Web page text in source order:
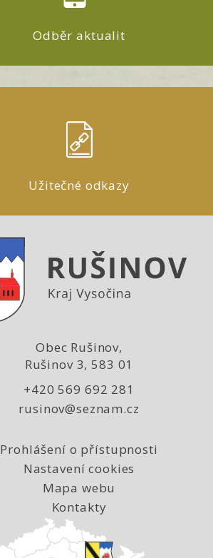
Odběr aktualit
Užitečné odkazy
Obec Rušinov,
Rušinov 3, 583 01
+420 569 692 281
rusinov@seznam.cz
Prohlášení o přístupnosti
Nastavení cookies
Mapa webu
Kontakty